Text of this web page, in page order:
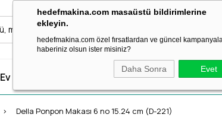
hedefmakina.com masaüstü bildirimlerine
ekleyin.
hedefmakina.com özel fırsatlardan ve güncel
haberiniz olsun ister misiniz?
Daha Sonra Evet
Ev Tipi Dikiş Makineleri Dikiş Aksesuar & Sarf
Della Ponpon Makası 6 no 15.24 cm (D-221)